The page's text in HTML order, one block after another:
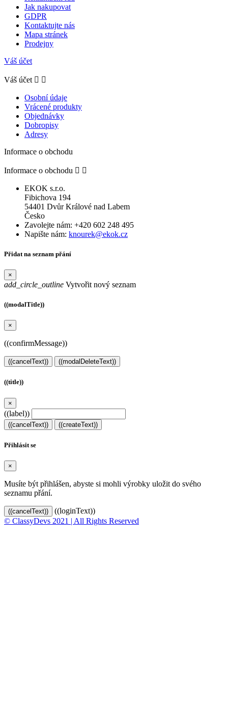
Jak nakupovat
GDPR
Kontaktujte nás
Mapa stránek
Prodejny
Váš účet
Váš účet  
Osobní údaje
Vrácené produkty
Objednávky
Dobropisy
Adresy
Informace o obchodu
Informace o obchodu  
EKOK s.r.o.
Fibichova 194
54401 Dvůr Králové nad Labem
Česko
Zavolejte nám: +420 602 248 495
Napište nám: knourek@ekok.cz
Přidat na seznam přání
×
add_circle_outline Vytvořit nový seznam
((modalTitle))
×
((confirmMessage))
((cancelText)) ((modalDeleteText))
((title))
×
((label))
((cancelText)) ((createText))
Přihlásit se
×
Musíte být přihlášen, abyste si mohli výrobky uložit do svého
seznamu přání.
((cancelText))
((loginText))
© ClassyDevs 2021 | All Rights Reserved